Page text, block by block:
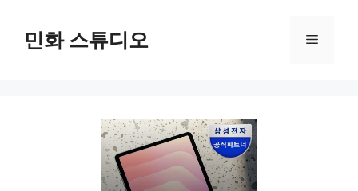
민화 스튜디오 메